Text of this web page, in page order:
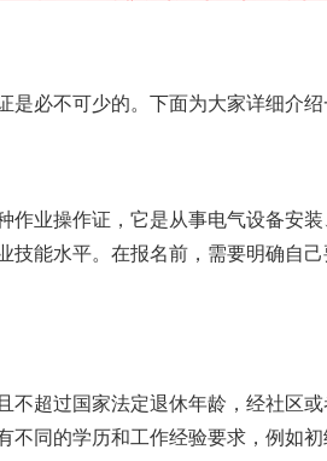
是必不可少的。下面为大家详细介
作业操作证，它是从事电气设备安
技能水平。在报名前，需要明确自
不超过国家法定退休年龄，经社区
不同的学历和工作经验要求，例如